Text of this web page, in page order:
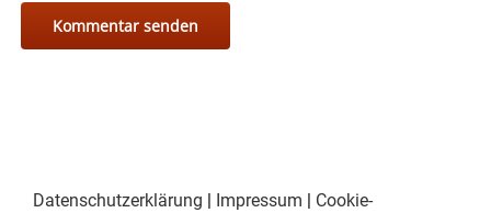
Datenschutzerklärung Impressum
Cookie-